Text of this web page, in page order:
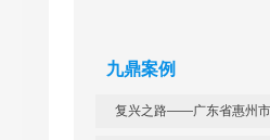
九鼎案例
复兴之路——广东省惠州